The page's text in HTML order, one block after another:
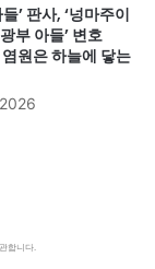
’ 판사, ‘넝마주이
부 아들’ 변호
원은 하늘에 닿는
합니다.